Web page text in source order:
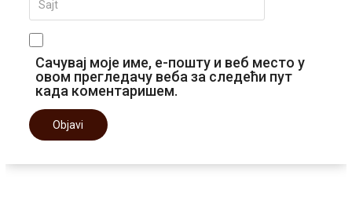
Сачувај моје име, е-пошту и веб место у
овом прегледачу веба за следећи пут
када коментаришем.